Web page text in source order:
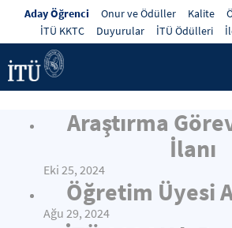
Aday Öğrenci Onur ve Ödüller Kalite
İTÜ KKTC
Duyurular İTÜ Ödülleri
Araştırma
İlanı
Eki 25, 2024
Öğretim Üyesi
Ağu 29, 2024